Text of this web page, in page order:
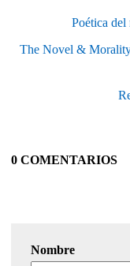
Poética
The Novel &
0 COMENTARIOS
Nombre